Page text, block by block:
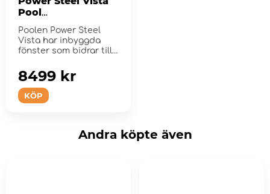
Pool
Poolen Power Steel
Vista har inbyggda
fönster som bidrar till
vatten&...
KÖP
8499 kr
Andra köpte även